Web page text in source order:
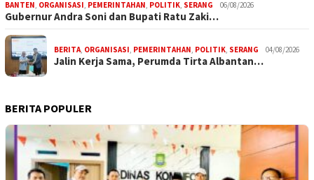
BANTEN ORGANISASI PEMERINTAHAN POLITIK SERANG 06/08/2026
Gubernur Andra Soni dan Bupati Ratu Zaki…
BERITA ORGANISASI PEMERINTAHAN POLITIK SERANG 04/08/2026
Jalin Kerja Sama, Perumda Tirta Albantan…
BERITA POPULER